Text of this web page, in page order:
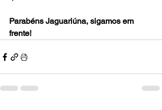
Parabéns Jaguariúna, sigamos em
frente!